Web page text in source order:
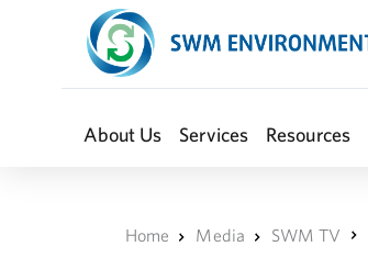
About Us Services Resources
Home Media SWM TV